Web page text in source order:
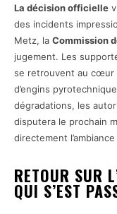
La décision officielle
des incidents
Metz, la Commission
jugement. Les
se retrouvent au cœur
d’engins
dégradations, les
disputera le prochain
directement
RETOUR SUR
QUI S’EST